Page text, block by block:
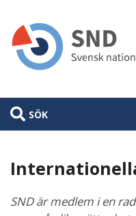
huvudinnehåll
SÖK
SND är medlem i en